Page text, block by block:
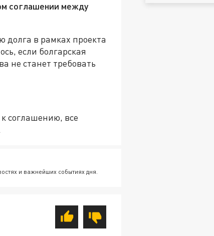
соглашении между
долга в рамках проекта
если болгарская
не станет требовать
к соглашению, все
и важнейших событиях дня.